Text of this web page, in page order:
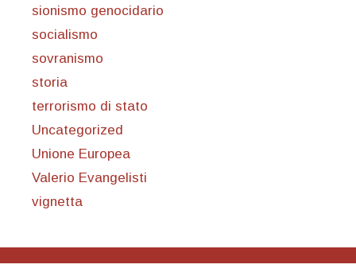
sionismo genocidario
socialismo
sovranismo
storia
terrorismo di stato
Uncategorized
Unione Europea
Valerio Evangelisti
vignetta